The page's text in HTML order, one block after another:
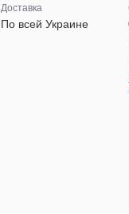
Доставка
По всей Украине